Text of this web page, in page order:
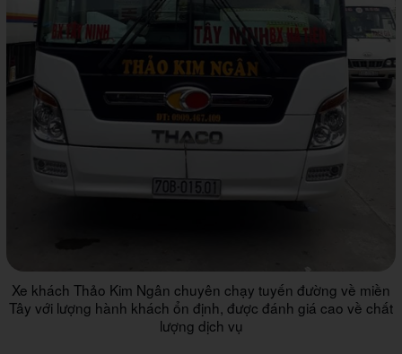
Xe khách Thảo Kim Ngân chuyên chạy tuyến đường về miền
Tây với lượng hành khách ổn định, được đánh giá cao về chất
lượng dịch vụ